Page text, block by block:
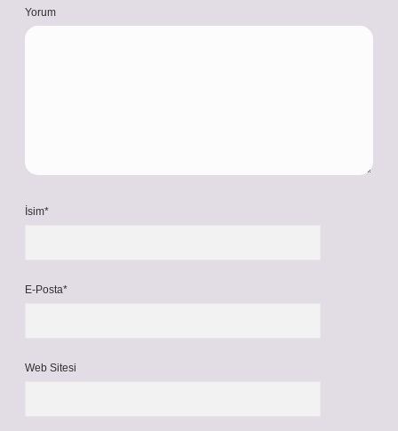
Yorum
İsim*
E-Posta*
Web Sitesi